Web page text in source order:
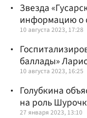
Звезда
информацию о
10 августа 2023, 17:28
баллады»
10 августа 2023, 16:25
Голубкина
на роль
27 января 2023, 13:10